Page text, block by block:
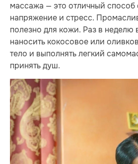
массажа — это отличный
напряжение и стресс.
полезно для кожи. Раз в неделю
наносить кокосовое или
тело и выполнять легкий
принять душ.